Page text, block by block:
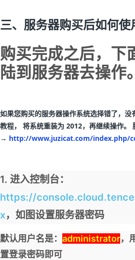
三、服务器购买后如何使
购买完成之后，下
陆到服务器去操作。
如果您购买的服务器操作系统选择错了，
教程， 将系统重装为 2012，再继续操作。
→ http://www.juzicat.com/index.php/
1. 进入控制台：
https://
x，如图设置服务器密码
默认用户名是： administrator，
置登录密码即可